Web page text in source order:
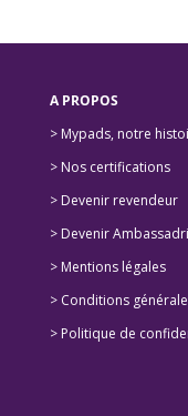
A PROPOS
> Mypads, notre
> Nos certifications
> Devenir revendeur
> Devenir
> Mentions légales
> Conditions
> Politique de